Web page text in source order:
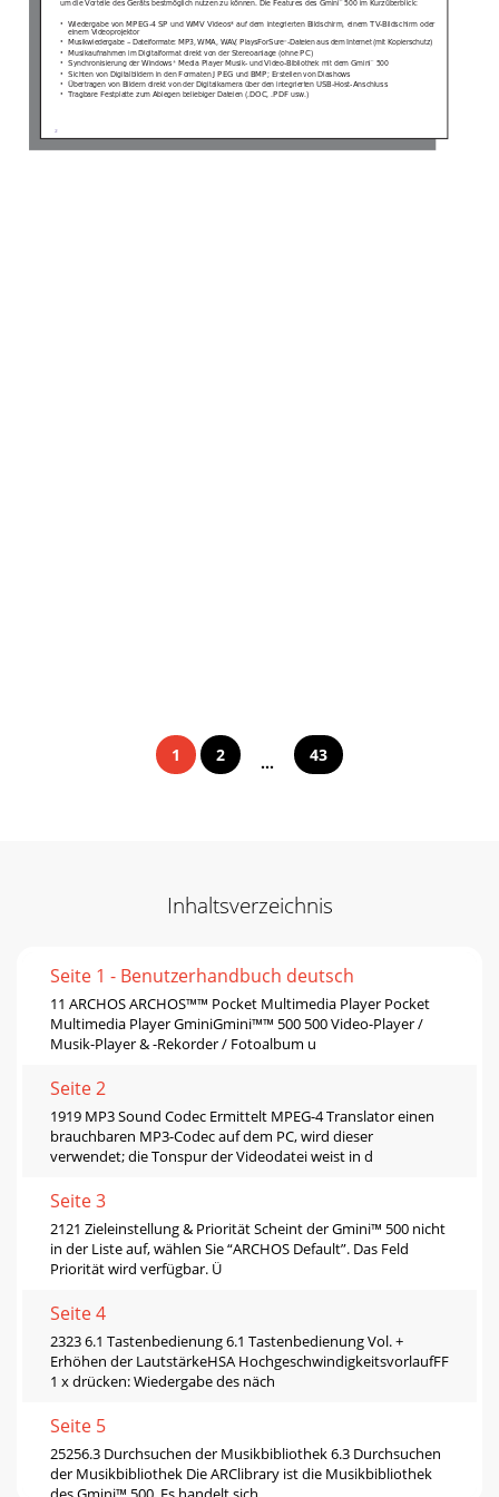
2
um die Vorteile des Geräts bestmöglich nutzen zu können. Die Features des Gmini™ 500 im Kurzüberblick:
•  Wiedergabe von MPEG-4 SP und WMV Videos* auf dem integrierten Bildschirm, einem TV-Bildschirm oder
einem Videoprojektor
• Musikwiedergabe – Dateiformate: MP3, WMA, WAV, PlaysForSure™ -Dateien aus dem Internet (mit Kopierschutz)
• Musikaufnahmen im Digitalformat direkt von der Stereoanlage (ohne PC)
• Synchronisierung der Windows® Media Player Musik- und Video-Bibliothek mit dem Gmini™ 500
• Sichten von Digitalbildern in den Formaten JPEG und BMP; Erstellen von Diashows
• Übertragen von Bildern direkt von der Digitalkamera über den integrierten USB-Host-Anschluss
• Tragbare Festplatte zum Ablegen beliebiger Dateien (.DOC, .PDF usw.)
1 2 ... 43
Inhaltsverzeichnis
Seite 1 - Benutzerhandbuch deutsch
11 ARCHOS ARCHOS™™ Pocket Multimedia Player Pocket
Multimedia Player GminiGmini™™ 500 500 Video-Player /
Musik-Player & -Rekorder / Fotoalbum u
Seite 2
1919 MP3 Sound Codec Ermittelt MPEG-4 Translator einen
brauchbaren MP3-Codec auf dem PC, wird dieser
verwendet; die Tonspur der Videodatei weist in d
Seite 3
2121 Zieleinstellung & Priorität Scheint der Gmini™ 500 nicht
in der Liste auf, wählen Sie “ARCHOS Default”. Das Feld
Priorität wird verfügbar. Ü
Seite 4
2323 6.1 Tastenbedienung 6.1 Tastenbedienung Vol. +
Erhöhen der LautstärkeHSA HochgeschwindigkeitsvorlaufFF
1 x drücken: Wiedergabe des näch
Seite 5
25256.3 Durchsuchen der Musikbibliothek 6.3 Durchsuchen
der Musikbibliothek Die ARClibrary ist die Musikbibliothek